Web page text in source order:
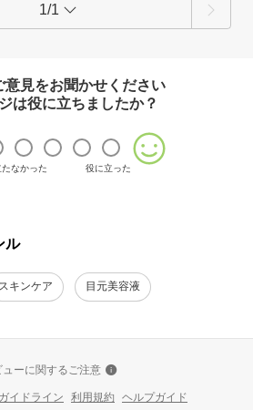
1/1
意見をお聞かせください
は役に立ちましたか？
なかった 役に立った
ル
スキンケア 目元美容液
ューに関するご注意
イドライン 利用規約 ヘルプガイド